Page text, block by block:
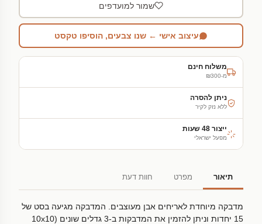
שמור למועדפים
עיצוב אישי ← שנו צבעים, הוסיפו טקסט
משלוח חינם
מ-₪300
ניתן להסרה
ללא נזק לקיר
ייצור 48 שעות
מפעל ישראלי
תיאור מפרט חוות דעת
מדבקה מיוחדת לאריחים אבן מעוצבים. המדבקה מגיעה בסט של
15 יחדות וניתן להזמין את המדבקות ב-3 גדלים שונים (10x10